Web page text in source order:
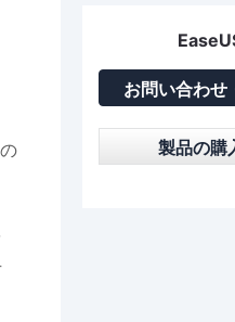
お問い合わせ
製品の購